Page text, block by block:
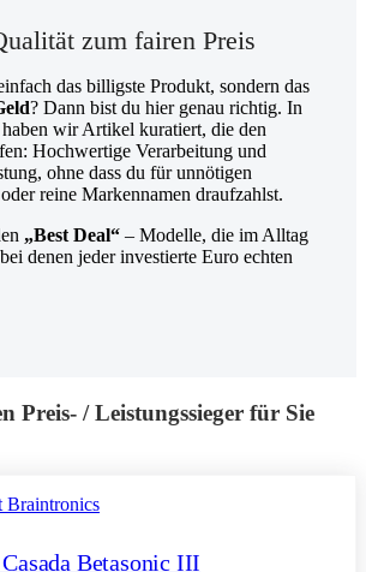
zum fairen Preis
das billigste Produkt, sondern das
? Dann bist du hier genau richtig. In
wir Artikel kuratiert, die den
Hochwertige Verarbeitung und
ohne dass du für unnötigen
reine Markennamen draufzahlst.
„Best Deal“ – Modelle, die im Alltag
denen jeder investierte Euro echten
Preis- / Leistungssieger für Sie
Betasonic III